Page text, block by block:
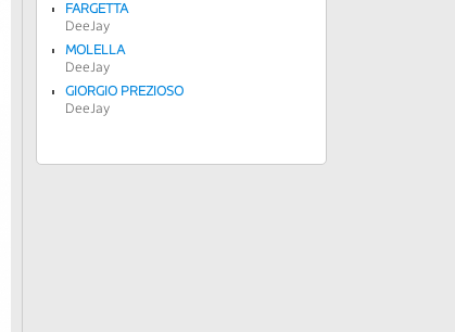
FARGETTA
DeeJay
MOLELLA
DeeJay
GIORGIO PREZIOSO
DeeJay